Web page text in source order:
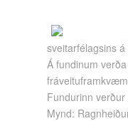
sveitarfélagsins
Á fundinum
Fundurinn
Mynd: